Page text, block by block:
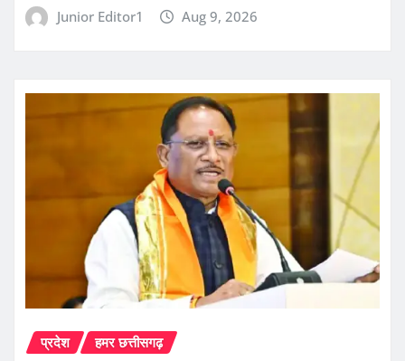
Junior Editor1 Aug 9, 2026
प्रदेश हमर छत्तीसगढ़